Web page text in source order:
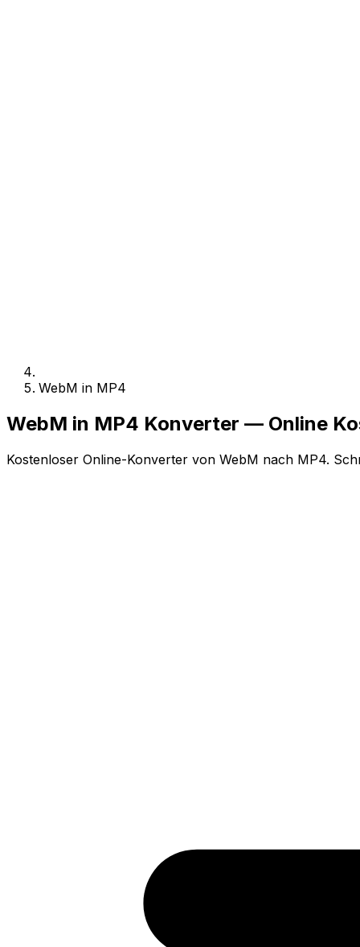
WebM in MP4
WebM in MP4 Konverter — Online
Kostenloser Online-Konverter von WebM nach MP4.